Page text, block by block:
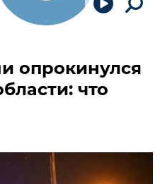
опрокинулся
что